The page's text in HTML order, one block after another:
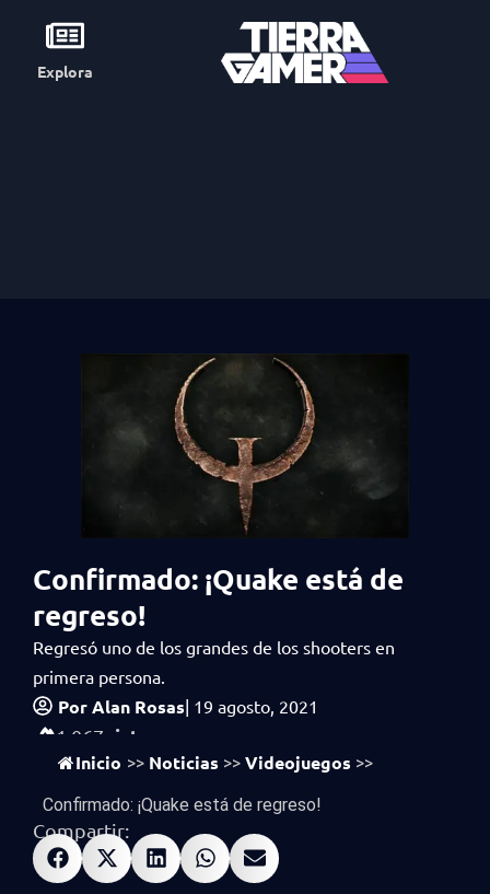
Explora
Confirmado: ¡Quake está de
regreso!
Regresó uno de los grandes de los shooters en
primera persona.
PorAlan Rosas| 19 agosto, 2021
1,067 vistas
Inicio >> Noticias >> Videojuegos >>
Confirmado: ¡Quake está de regreso!
Compartir: